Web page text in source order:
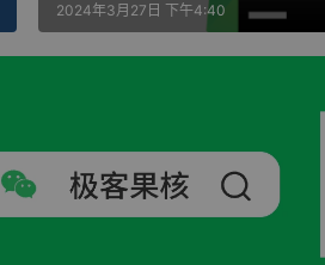
2024年3月27日 下午4:40